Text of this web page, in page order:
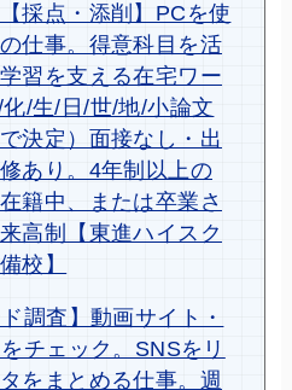
採点・添削】PCを使
仕事。得意科目を活
習を支える在宅ワー
/生/日/世/地/小論文
決定）面接なし・出
あり。4年制以上の
籍中、または卒業さ
高制【東進ハイスク
校】
調査】動画サイト・
チェック。SNSをリ
をまとめる仕事。週